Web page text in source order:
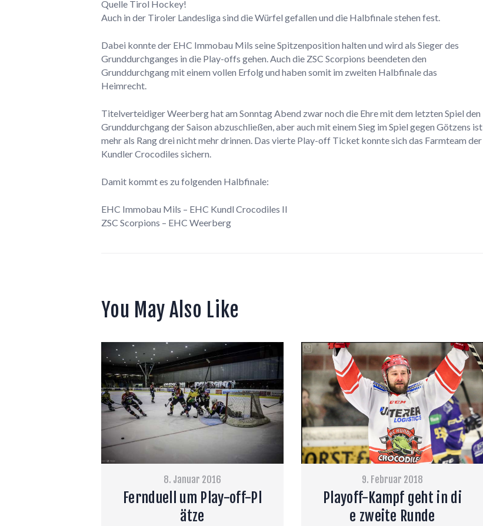
Quelle Tirol Hockey!
Auch in der Tiroler Landesliga sind die Würfel gefallen und die Halbfinale stehen fest.
Dabei konnte der EHC Immobau Mils seine Spitzenposition halten und wird als Sieger des
Grunddurchganges in die Play-offs gehen. Auch die ZSC Scorpions beendeten den
Grunddurchgang mit einem vollen Erfolg und haben somit im zweiten Halbfinale das
Heimrecht.
Titelverteidiger Weerberg hat am Sonntag Abend zwar noch die Ehre mit dem letzten Spiel den
Grunddurchgang der Saison abzuschließen, aber auch mit einem Sieg im Spiel gegen Götzens ist
mehr als Rang drei nicht mehr drinnen. Das vierte Play-off Ticket konnte sich das Farmteam der
Kundler Crocodiles sichern.
Damit kommt es zu folgenden Halbfinale:
EHC Immobau Mils – EHC Kundl Crocodiles II
ZSC Scorpions – EHC Weerberg
You May Also Like
8. Januar 2016
Fernduell um Play-off-Pl
ätze
9. Februar 2018
Playoff-Kampf geht in di
e zweite Runde